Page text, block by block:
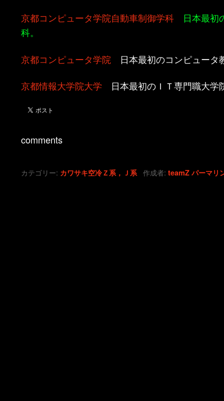
京都コンピュータ学院自動車制御学科 日本最初
科。
京都コンピュータ学院 日本最初のコンピュータ
京都情報大学院大学 日本最初のＩＴ専門職大学
comments
カテゴリー: カワサキ空冷Ｚ系，Ｊ系作成者:teamZ パーマリ